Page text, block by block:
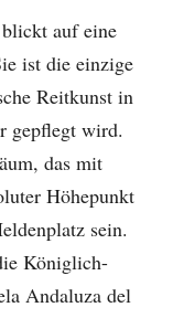
auf eine
ist die einzige
Reitkunst in
gepflegt wird.
das mit
Höhepunkt
sein.
Königlich-
Andaluza del